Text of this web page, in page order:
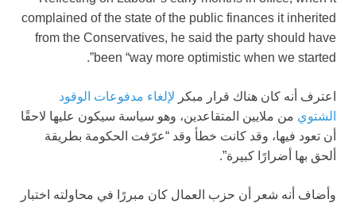
complained of the state of the public finances it inherited
from the Conservatives, he said the party should have
been “way more optimistic when we started”.
اعترف أنه كان هناك قرار مبكر لإلغاء مدفوعات الوقود
الشتوي من ملايين المتقاعدين، وهو سياسة سيكون عليها لاحقًا
أن تعود فيها، وقد كانت خطأ وقد “عرّفت الحكومة بطريقة
ألحق بها أضرارًا كبيرة”.
وأضاف أنه شعر أن حزب العمال كان مبررًا في محاولته اختبار